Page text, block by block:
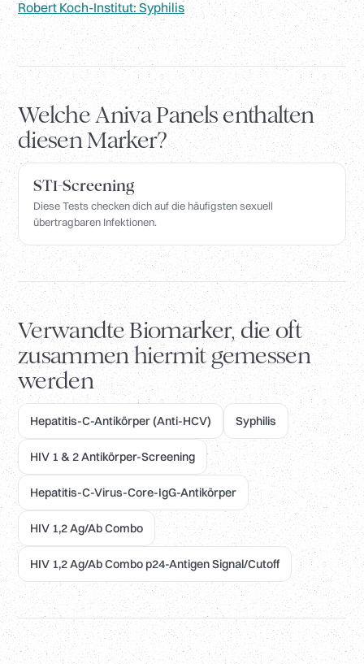
Robert Koch-Institut: Syphilis
Welche Aniva Panels enthalten
diesen Marker?
STI-Screening
Diese Tests checken dich auf die häufigsten sexuell
übertragbaren Infektionen.
Verwandte Biomarker, die oft
zusammen hiermit gemessen
werden
Hepatitis-C-Antikörper (Anti-HCV) Syphilis
HIV 1 & 2 Antikörper-Screening
Hepatitis-C-Virus-Core-IgG-Antikörper
HIV 1,2 Ag/Ab Combo
HIV 1,2 Ag/Ab Combo p24-Antigen Signal/Cutoff